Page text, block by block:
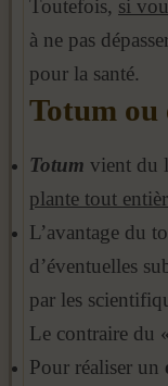
Toutefois, si
à ne pas
pour la santé.
Totum
Totum vient du
plante tout
L’avantage du
d’éventuelles
par les
Le contraire du
Pour réaliser un